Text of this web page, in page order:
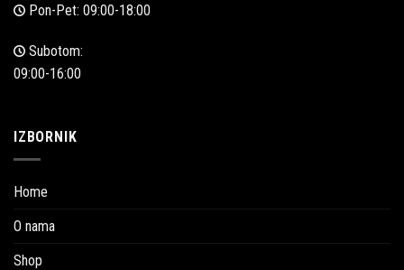
Pon-Pet: 09:00-18:00
Subotom:
09:00-16:00
IZBORNIK
Home
O nama
Shop